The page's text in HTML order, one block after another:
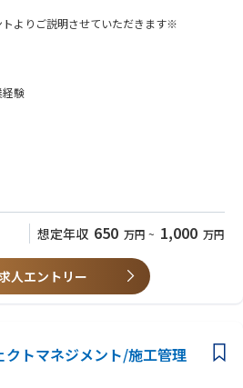
よりご説明させていただきます※
経験
資金管理･税務）の経験
想定年収 650 万円 ~ 1,000 万円
人エントリー
クトマネジメント/施工管理